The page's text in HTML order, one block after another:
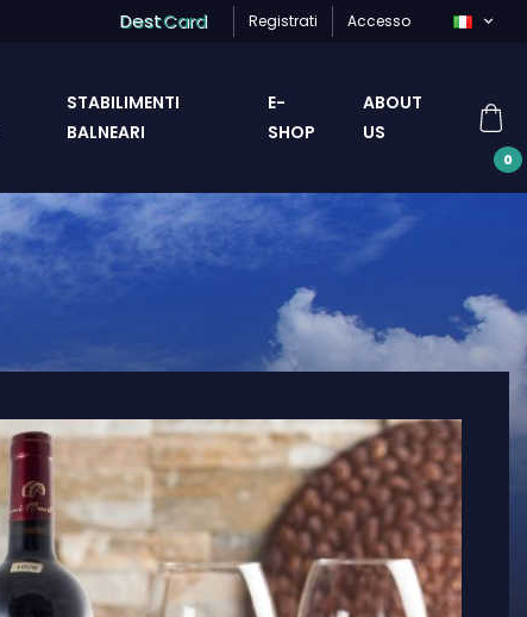
DestCard Registrati Accesso
STABILIMENTI
BALNEARI
E-
SHOP
ABOUT
US
0